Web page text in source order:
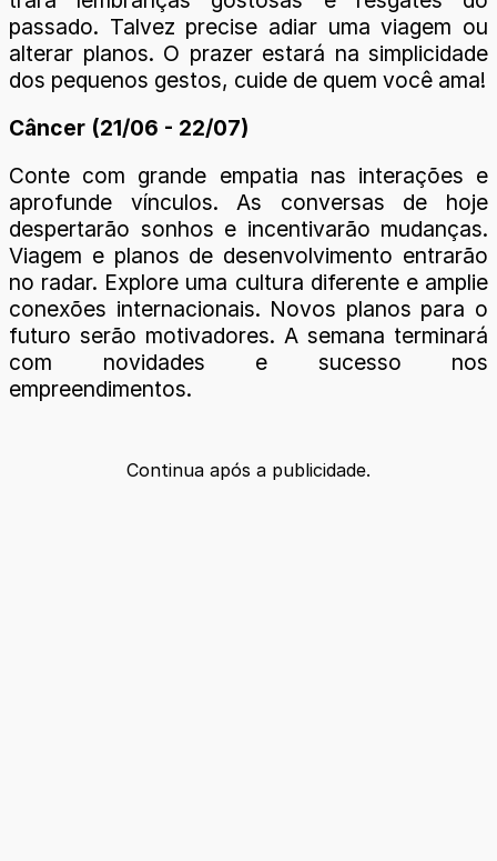
passado. Talvez precise adiar uma viagem ou
alterar planos. O prazer estará na simplicidade
dos pequenos gestos, cuide de quem você ama!
Câncer (21/06 - 22/07)
Conte com grande empatia nas interações e
aprofunde vínculos. As conversas de hoje
despertarão sonhos e incentivarão mudanças.
Viagem e planos de desenvolvimento entrarão
no radar. Explore uma cultura diferente e amplie
conexões internacionais. Novos planos para o
futuro serão motivadores. A semana terminará
com novidades e sucesso nos
empreendimentos.
Continua após a publicidade.